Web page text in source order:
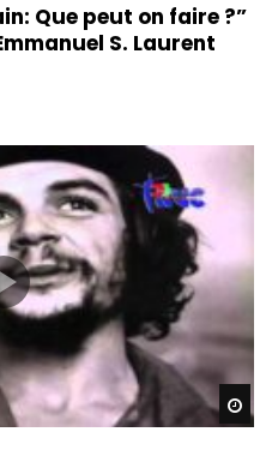
Que peut on faire ?”
S. Laurent